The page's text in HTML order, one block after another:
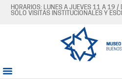
HORARIOS: LUNES A JUEVES 11 A 19
SÓLO VISITAS INSTITUCIONALES Y